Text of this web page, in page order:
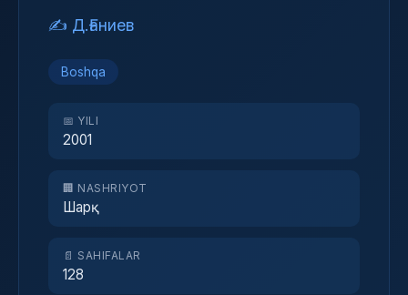
✍️ Д.Ғаниев
Boshqa
📅 YILI
2001
🏢 NASHRIYOT
Шарқ
📄 SAHIFALAR
128